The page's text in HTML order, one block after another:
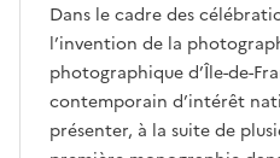
Dans le cadre des
l’invention de la
photographique d’Île-de-
contemporain d’intérêt
présenter, à la suite de